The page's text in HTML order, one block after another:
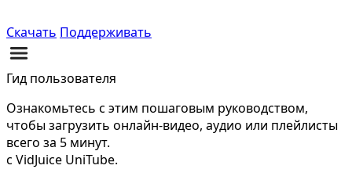
Скачать Поддерживать
Гид пользователя
Ознакомьтесь с этим пошаговым руководством,
чтобы загрузить онлайн-видео, аудио или плейлисты
всего за 5 минут.
с VidJuice UniTube.